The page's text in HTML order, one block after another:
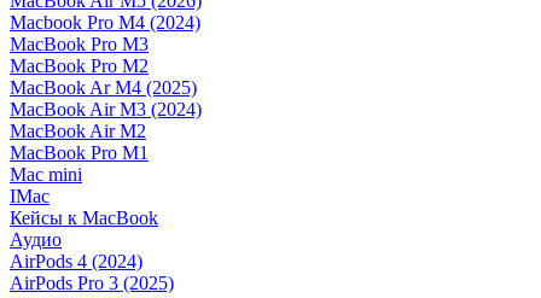
Macbook Pro M4 (2024)
MacBook Pro M3
MacBook Pro M2
MacBook Ar M4 (2025)
MacBook Air M3 (2024)
MacBook Air M2
MacBook Pro M1
Mac mini
IMac
Кейсы к MacBook
Аудио
AirPods 4 (2024)
AirPods Pro 3 (2025)